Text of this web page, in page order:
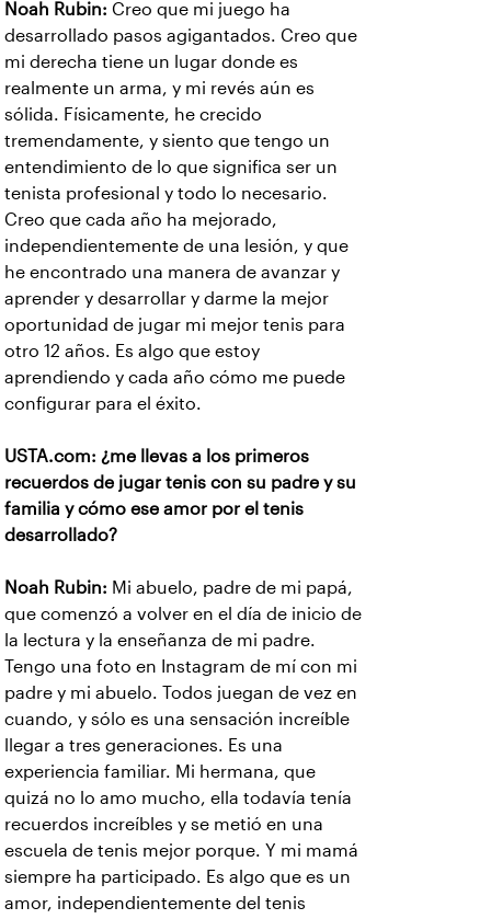
Noah Rubin: Creo que mi juego ha
desarrollado pasos agigantados. Creo que
mi derecha tiene un lugar donde es
realmente un arma, y mi revés aún es
sólida. Físicamente, he crecido
tremendamente, y siento que tengo un
entendimiento de lo que significa ser un
tenista profesional y todo lo necesario.
Creo que cada año ha mejorado,
independientemente de una lesión, y que
he encontrado una manera de avanzar y
aprender y desarrollar y darme la mejor
oportunidad de jugar mi mejor tenis para
otro 12 años. Es algo que estoy
aprendiendo y cada año cómo me puede
configurar para el éxito.
USTA.com: ¿me llevas a los primeros
recuerdos de jugar tenis con su padre y su
familia y cómo ese amor por el tenis
desarrollado?
Noah Rubin: Mi abuelo, padre de mi papá,
que comenzó a volver en el día de inicio de
la lectura y la enseñanza de mi padre.
Tengo una foto en Instagram de mí con mi
padre y mi abuelo. Todos juegan de vez en
cuando, y sólo es una sensación increíble
llegar a tres generaciones. Es una
experiencia familiar. Mi hermana, que
quizá no lo amo mucho, ella todavía tenía
recuerdos increíbles y se metió en una
escuela de tenis mejor porque. Y mi mamá
siempre ha participado. Es algo que es un
amor, independientemente del tenis